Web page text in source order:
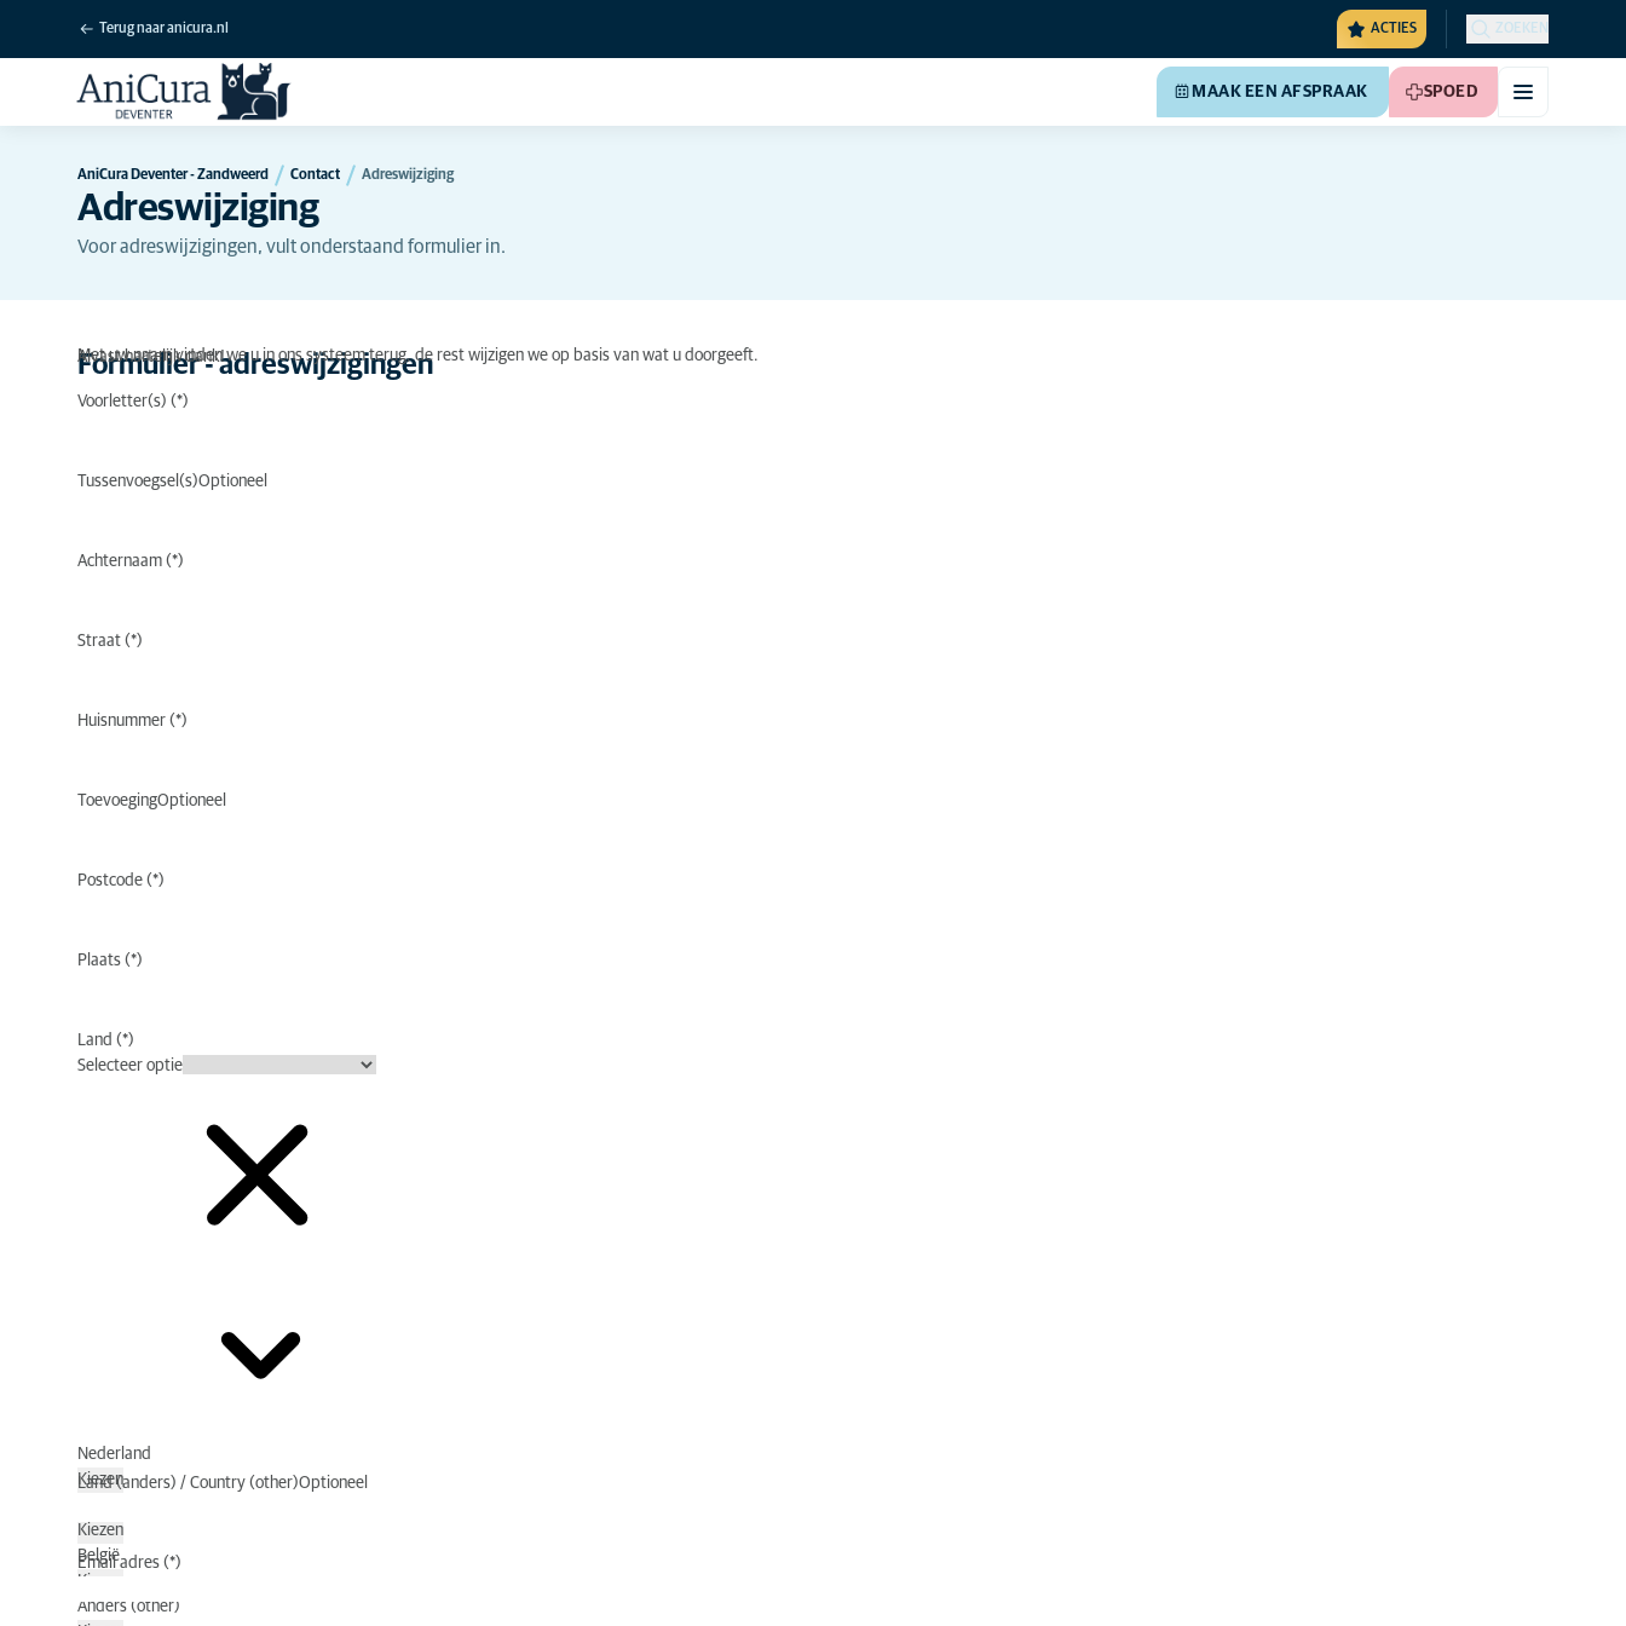
Terug naar anicura.nl ACTIES ZOEKEN
MAAK EEN AFSPRAAK SPOED
AniCura Deventer - Zandweerd Contact Adreswijziging
Adreswijziging
Voor adreswijzigingen, vult onderstaand formulier in.
Formulier - adreswijzigingen
Met uw naam vinden we u in ons systeem terug, de rest wijzigen we op basis van wat u doorgeeft.
Alvast hartelijk dank!
Voorletter(s)
Tussenvoegsel(s)Optioneel
Achternaam
Straat
Huisnummer
ToevoegingOptioneel
Postcode
Plaats
Land
Selecteer optie
Nederland
Kiezen
Kiezen
België
Kiezen
Anders (other)
Land (anders) / Country (other)Optioneel
Email adres